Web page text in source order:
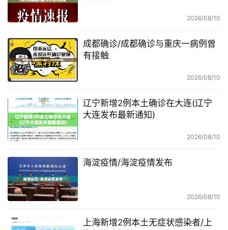
2026/08/10
成都确诊/成都确诊与重庆一病例曾
有接触
2026/08/10
辽宁新增2例本土确诊在大连(辽宁
大连发布最新通知)
2026/08/10
海淀疫情/海淀疫情发布
2026/08/10
上海新增2例本土无症状感染者/上